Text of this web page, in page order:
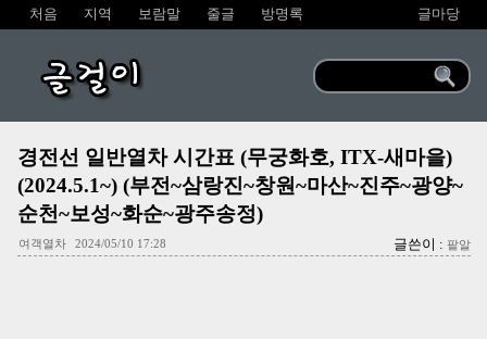
처음 지역 보람말 줄글 방명록 글마당
글걸이
경전선 일반열차 시간표 (무궁화호, ITX-새마을)
(2024.5.1~) (부전~삼랑진~창원~마산~진주~광양~
순천~보성~화순~광주송정)
여객열차 2024/05/10 17:28 글쓴이 : 팥알